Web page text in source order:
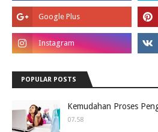
POPULAR POSTS
Kemudahan Proses
07.58